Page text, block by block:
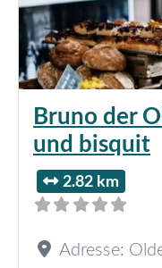
Bruno der
und bisquit
2.82 km
Adresse: